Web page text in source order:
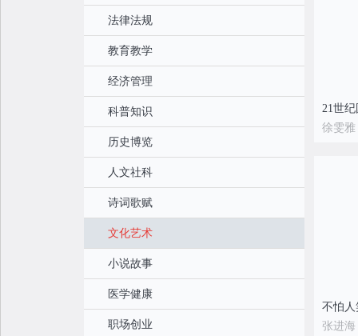
法律法规
教育教学
经济管理
科普知识
历史博览
人文社科
诗词歌赋
文化艺术
小说故事
医学健康
职场创业
徐雯雅
不怕人
张进海